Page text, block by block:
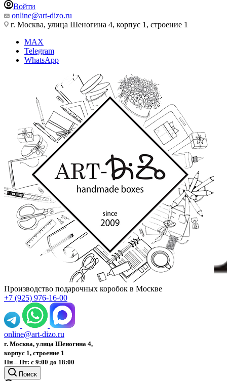
Войти
online@art-dizo.ru
г. Москва, улица Шеногина 4, корпус 1, строение 1
MAX
Telegram
WhatsApp
Производство подарочных коробок в Москве
+7 (925) 976-16-00
online@art-dizo.ru
г. Москва, улица Шеногина 4,
корпус 1, строение 1
Пн – Пт: с 9:00 до 18:00
Поиск